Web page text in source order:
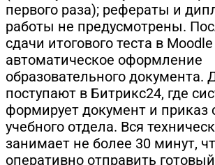
первого раза); рефераты и
работы не предусмотрены.
сдачи итогового теста в
автоматическое оформление
образовательного документа.
поступают в Битрикс24, где
формирует документ и приказ
учебного отдела. Вся
занимает не более 30 минут,
оперативно отправить